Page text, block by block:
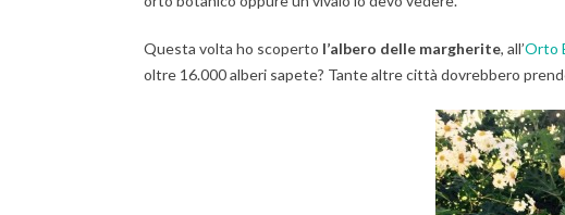
Questa volta ho scoperto l’albero delle margherite, all’Orto
oltre 16.000 alberi sapete? Tante altre città dovrebbero